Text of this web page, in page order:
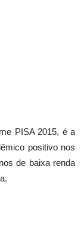
PISA 2015, é a
positivo nos
de baixa renda